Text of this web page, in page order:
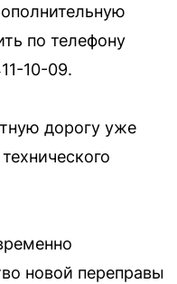
по телефону
10-09.
дорогу уже
новой переправы